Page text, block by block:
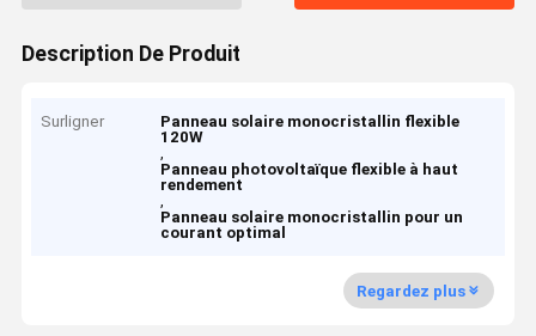
Description De Produit
Surligner
Panneau solaire monocristallin flexible
120W
,
Panneau photovoltaïque flexible à haut
rendement
,
Panneau solaire monocristallin pour un
courant optimal
Regardez plus